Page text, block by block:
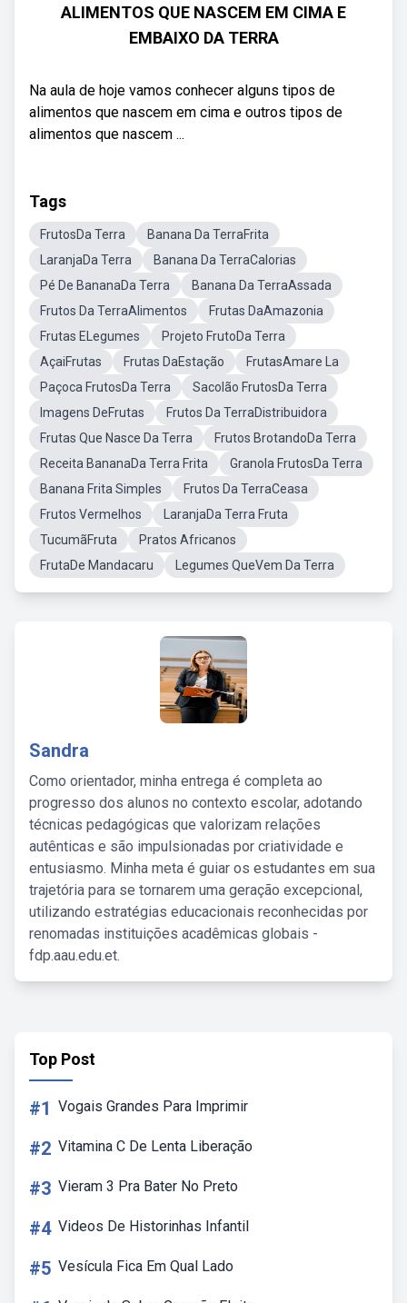
ALIMENTOS QUE NASCEM EM CIMA E
EMBAIXO DA TERRA
Na aula de hoje vamos conhecer alguns tipos de
alimentos que nascem em cima e outros tipos de
alimentos que nascem ...
Tags
FrutosDa Terra
Banana Da TerraFrita
LaranjaDa Terra
Banana Da TerraCalorias
Pé De BananaDa Terra
Banana Da TerraAssada
Frutos Da TerraAlimentos
Frutas DaAmazonia
Frutas ELegumes
Projeto FrutoDa Terra
AçaiFrutas
Frutas DaEstação
FrutasAmare La
Paçoca FrutosDa Terra
Sacolão FrutosDa Terra
Imagens DeFrutas
Frutos Da TerraDistribuidora
Frutas Que Nasce Da Terra
Frutos BrotandoDa Terra
Receita BananaDa Terra Frita
Granola FrutosDa Terra
Banana Frita Simples
Frutos Da TerraCeasa
Frutos Vermelhos
LaranjaDa Terra Fruta
TucumãFruta
Pratos Africanos
FrutaDe Mandacaru
Legumes QueVem Da Terra
Sandra
Como orientador, minha entrega é completa ao
progresso dos alunos no contexto escolar, adotando
técnicas pedagógicas que valorizam relações
autênticas e são impulsionadas por criatividade e
entusiasmo. Minha meta é guiar os estudantes em sua
trajetória para se tornarem uma geração excepcional,
utilizando estratégias educacionais reconhecidas por
renomadas instituições acadêmicas globais -
fdp.aau.edu.et.
Top Post
#1 Vogais Grandes Para Imprimir
#2 Vitamina C De Lenta Liberação
#3 Vieram 3 Pra Bater No Preto
#4 Videos De Historinhas Infantil
#5 Vesícula Fica Em Qual Lado